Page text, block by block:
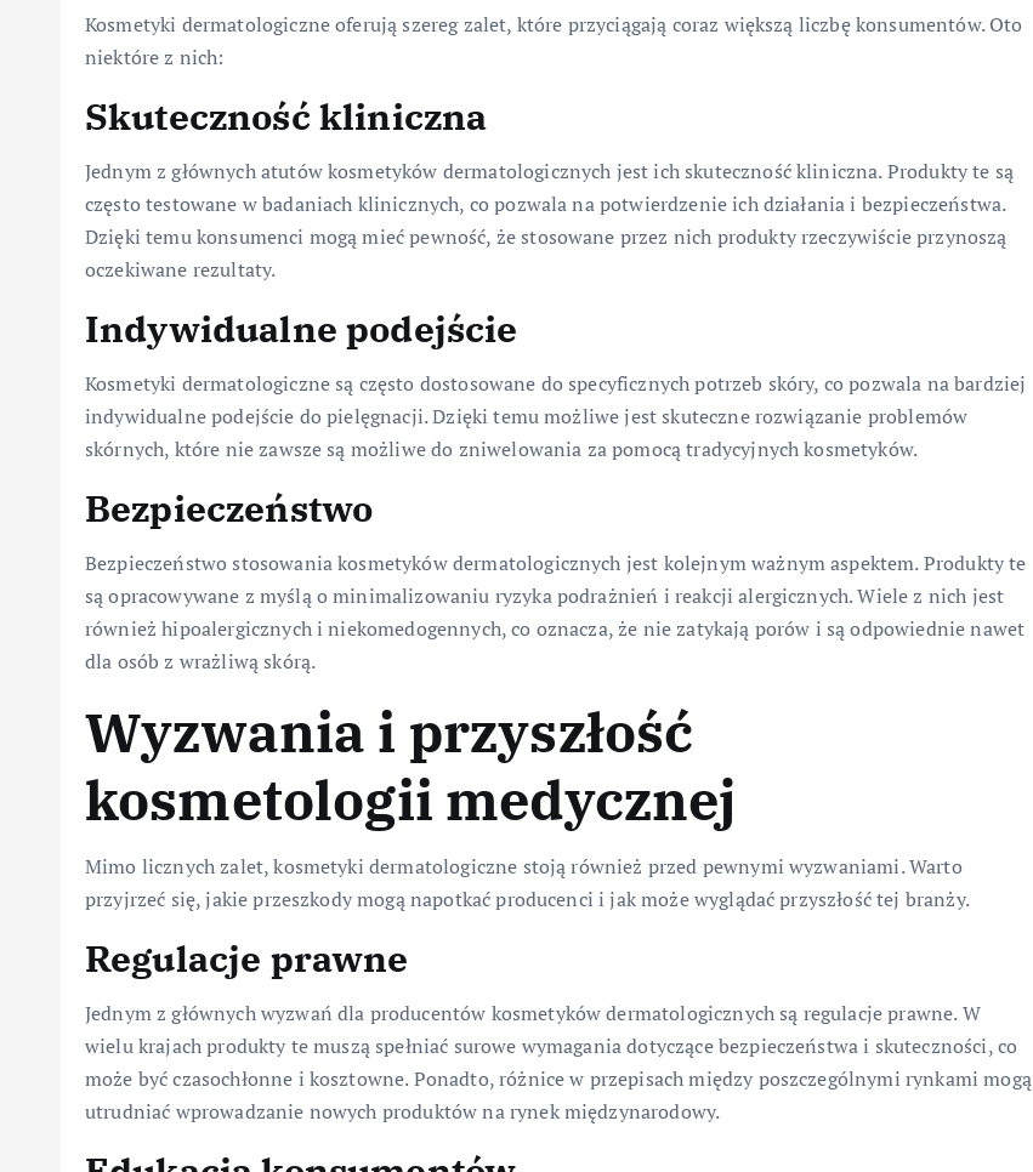
Kosmetyki dermatologiczne oferują szereg zalet, które przyciągają coraz większą liczbę konsumentów. Oto
niektóre z nich:
Skuteczność kliniczna
Jednym z głównych atutów kosmetyków dermatologicznych jest ich skuteczność kliniczna. Produkty te są
często testowane w badaniach klinicznych, co pozwala na potwierdzenie ich działania i bezpieczeństwa.
Dzięki temu konsumenci mogą mieć pewność, że stosowane przez nich produkty rzeczywiście przynoszą
oczekiwane rezultaty.
Indywidualne podejście
Kosmetyki dermatologiczne są często dostosowane do specyficznych potrzeb skóry, co pozwala na bardziej
indywidualne podejście do pielęgnacji. Dzięki temu możliwe jest skuteczne rozwiązanie problemów
skórnych, które nie zawsze są możliwe do zniwelowania za pomocą tradycyjnych kosmetyków.
Bezpieczeństwo
Bezpieczeństwo stosowania kosmetyków dermatologicznych jest kolejnym ważnym aspektem. Produkty te
są opracowywane z myślą o minimalizowaniu ryzyka podrażnień i reakcji alergicznych. Wiele z nich jest
również hipoalergicznych i niekomedogennych, co oznacza, że nie zatykają porów i są odpowiednie nawet
dla osób z wrażliwą skórą.
Wyzwania i przyszłość
kosmetologii medycznej
Mimo licznych zalet, kosmetyki dermatologiczne stoją również przed pewnymi wyzwaniami. Warto
przyjrzeć się, jakie przeszkody mogą napotkać producenci i jak może wyglądać przyszłość tej branży.
Regulacje prawne
Jednym z głównych wyzwań dla producentów kosmetyków dermatologicznych są regulacje prawne. W
wielu krajach produkty te muszą spełniać surowe wymagania dotyczące bezpieczeństwa i skuteczności, co
może być czasochłonne i kosztowne. Ponadto, różnice w przepisach między poszczególnymi rynkami mogą
utrudniać wprowadzanie nowych produktów na rynek międzynarodowy.